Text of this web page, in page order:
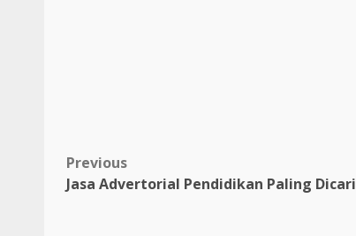
Post
Previous
Jasa Advertorial Pendidikan Paling Dicari